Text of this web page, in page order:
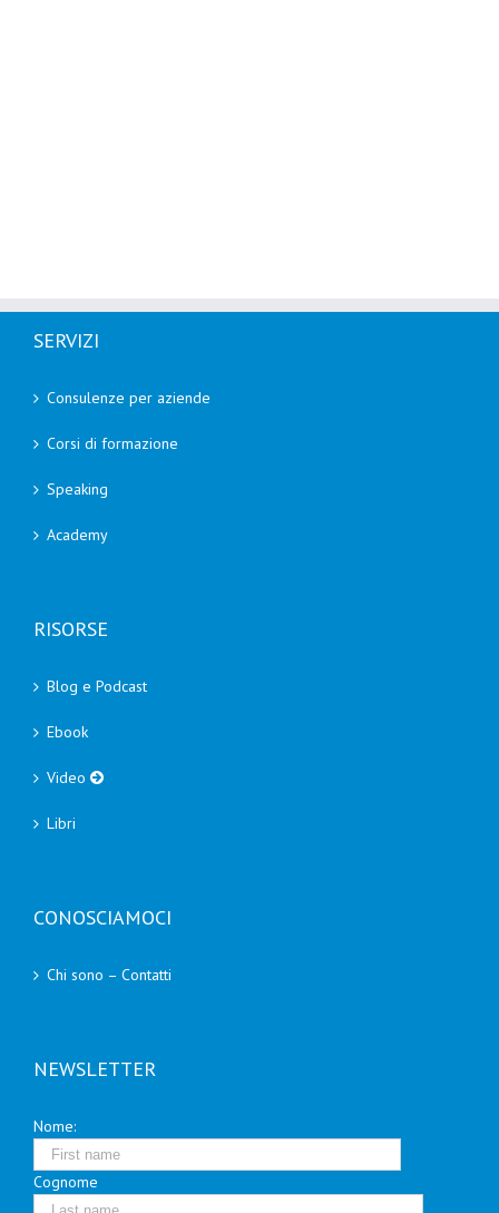
SERVIZI
Consulenze per aziende
Corsi di formazione
Speaking
Academy
RISORSE
Blog e Podcast
Ebook
Video
Libri
CONOSCIAMOCI
Chi sono – Contatti
NEWSLETTER
Nome:
Cognome